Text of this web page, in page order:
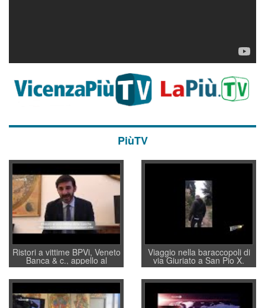
PiùTV
Ristori a vittime BPVi, Veneto
Banca & c., appello al
sottosegretario Alessio
Villarosa: per mettere ordine
convochi con Di Maio CNCU
a supporto della cabina di
regia al Mef
Viaggio nella baraccopoli di
via Giuriato a San Pio X.
Vicenza ai Vicentini: “faremo
un regalo di Natale ai
residenti”